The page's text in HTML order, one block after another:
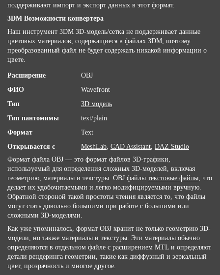
поддерживают импорт и экспорт данных в этот формат.
3DM Возможности конвертера
Наш инструмент 3DM 3D-модель/сетка не поддерживает данные
цветовых материалов, содержащиеся в файлах 3DM, поэтому
преобразованный файл не будет содержать никакой информации о
цвете.
Расширение
OBJ
ФИО
Wavefront
Тип
3D модель
Тип пантомимы
text/plain
Формат
Text
Открывается с
MeshLab, CAD Assistant, DAZ Studio
Формат файла OBJ — это формат файлов 3D-графики,
используемый для определения сложных 3D-моделей, включая
геометрию, материалы и текстуры. OBJ файлы текстовые файлы, что
делает их удобочитаемыми и легко модифицируемыми вручную.
Обратной стороной такой простоты чтения является то, что файлы
могут стать довольно большими при работе с большими или
сложными 3D-моделями.
Как уже упоминалось, формат OBJ хранит не только геометрию 3D-
модели, но также материалы и текстуры. Эти материалы обычно
определяются в отдельном файле с расширением MTL и определяют
детали рендеринга геометрии, такие как диффузный и зеркальный
цвет, прозрачность и многое другое.